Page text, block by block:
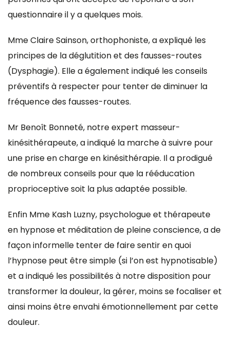
questionnaire il y a quelques mois.
Mme Claire Sainson, orthophoniste, a expliqué les
principes de la déglutition et des fausses-routes
(Dysphagie). Elle a également indiqué les conseils
préventifs à respecter pour tenter de diminuer la
fréquence des fausses-routes.
Mr Benoît Bonneté, notre expert masseur-
kinésithérapeute, a indiqué la marche à suivre pour
une prise en charge en kinésithérapie. Il a prodigué
de nombreux conseils pour que la rééducation
proprioceptive soit la plus adaptée possible.
Enfin Mme Kash Luzny, psychologue et thérapeute
en hypnose et méditation de pleine conscience, a de
façon informelle tenter de faire sentir en quoi
l’hypnose peut être simple (si l’on est hypnotisable)
et a indiqué les possibilités à notre disposition pour
transformer la douleur, la gérer, moins se focaliser et
ainsi moins être envahi émotionnellement par cette
douleur.